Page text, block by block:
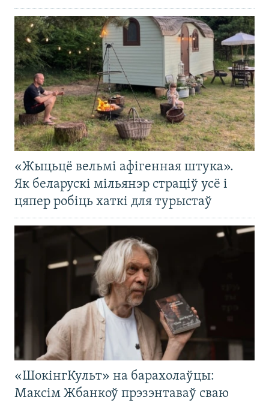
«Жыцьцё вельмі афігенная штука».
Як беларускі мільянэр страціў усё і
цяпер робіць хаткі для турыстаў
«ШокінгКульт» на барахолаўцы:
Максім Жбанкоў прэзэнтаваў сваю